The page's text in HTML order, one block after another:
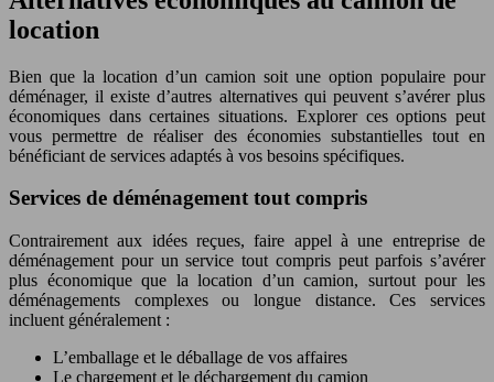
location
Bien que la location d’un camion soit une option populaire pour
déménager, il existe d’autres alternatives qui peuvent s’avérer plus
économiques dans certaines situations. Explorer ces options peut
vous permettre de réaliser des économies substantielles tout en
bénéficiant de services adaptés à vos besoins spécifiques.
Services de déménagement tout compris
Contrairement aux idées reçues, faire appel à une entreprise de
déménagement pour un service tout compris peut parfois s’avérer
plus économique que la location d’un camion, surtout pour les
déménagements complexes ou longue distance. Ces services
incluent généralement :
L’emballage et le déballage de vos affaires
Le chargement et le déchargement du camion